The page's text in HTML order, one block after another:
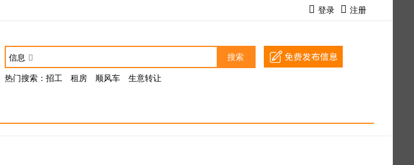
登录 注册
信息 搜索
热门搜索： 招工 租房 顺风车 生意转让